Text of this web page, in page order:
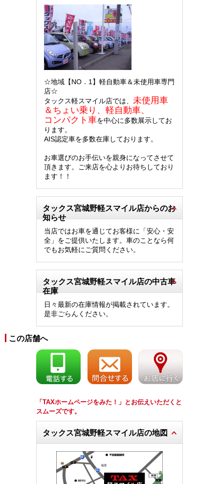
☆地域【NO．1】軽自動車＆未使用車専門
店☆
タックス軽スマイル店では、 未使用車
＆ちょい乗り、軽自動車、
コンパクト車を中心に多数展示してお
ります。
AIS認定車を多数在庫しております。
お車選びのお手伝いを親身になってさせて
頂きます。ご来店を心よりお待ちしており
ます！！
タックス宮城野軽スマイル店からのお
知らせ
当店ではお車を通じてお客様に「安心・安
全」をご提供いたします。車のことなら何
でもお気軽にご質問ください。
タックス宮城野軽スマイル店の中古車
在庫
日々最新の在庫情報が掲載されています。
是非ごらんください。
この店舗へ
「TAXホームページをみた！」とお伝えいただくと
スムーズです。
タックス宮城野軽スマイル店の地図